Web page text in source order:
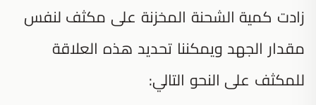
زادت كمية الشحنة المخزنة على مكثف لنفس
مقدار الجهد ويمكننا تحديد هذه العلاقة
للمكثف على النحو التالي: